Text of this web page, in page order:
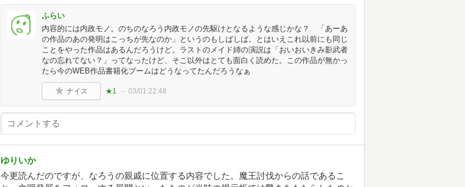
ふらい
内容的には内政モノ。のちのなろう内政モノの先駆けとなるような感じかな？ 「あーあ
の作品のあの発明はこっちが先なのか」というのもしばしば。とはいえこれ以前にも同じ
ことをやった作品はあるんだろうけど。ラストのメイド姉の演説は「おいおいきみ影武者
なの忘れてない？」ってなったけど、そこ以外はとても面白く読めた。この作品が無かっ
たら今のWEB作品書籍化ブームはどうなってたんだろうなぁ
ナイス ★1 03/01 22:48
ゆりいか
今更読んだのですが、なろうの親戚に位置する内容でした。魔王討伐からの話であるこ